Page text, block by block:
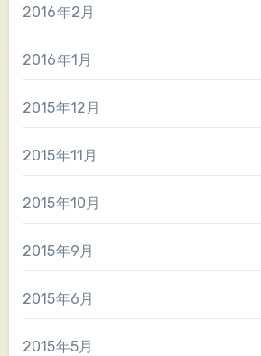
2016年2月
2016年1月
2015年12月
2015年11月
2015年10月
2015年9月
2015年6月
2015年5月